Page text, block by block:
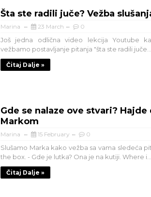
Šta ste radili juče? Vežba
Marina 23 March 0
Još jedna odlična video lekcija Youtube
vežbamo postavljanje pitanja "šta ste radili juče...
Čitaj Dalje »
Gde se nalaze ove stvari? Hajde
Markom
Marina 15 February 0
Slušamo Marka kako vežba sa vama sledeća
the box. - Gde je lutka? Ona je na kutiji. Where i...
Čitaj Dalje »